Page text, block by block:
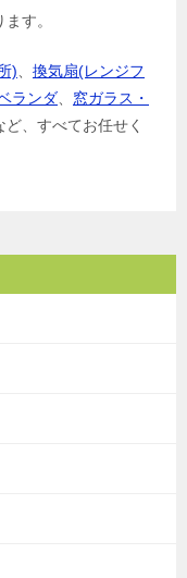
す。
)
換気扇(レンジフ
ランダ
窓ガラス・
ど、すべてお任せく